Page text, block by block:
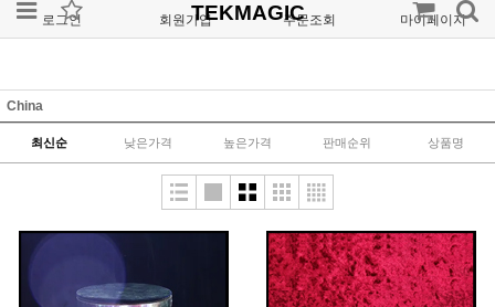
로그인 회원가입 주문조회 마이페이지
TEKMAGIC
China
최신순 낮은가격 높은가격 판매순위 상품명